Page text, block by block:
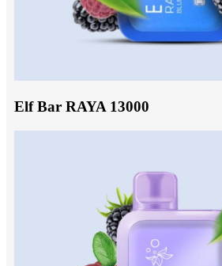
Elf Bar RAYA 13000